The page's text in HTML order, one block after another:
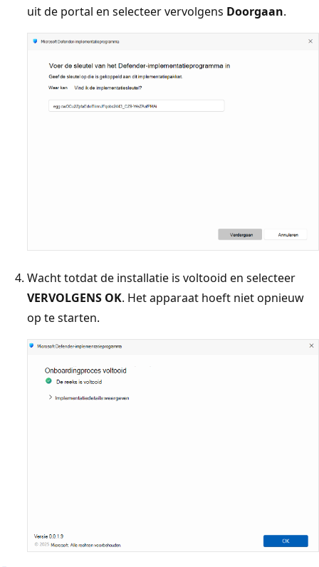
uit de portal en selecteer vervolgens Doorgaan.
Wacht totdat de installatie is voltooid en selecteer
VERVOLGENS OK. Het apparaat hoeft niet opnieuw
op te starten.